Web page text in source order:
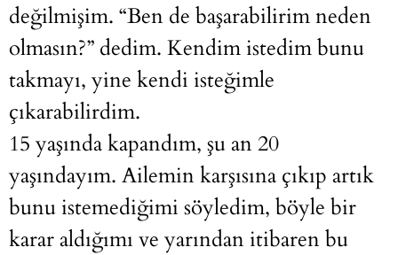
değilmişim. “Ben de başarabilirim neden
olmasın?” dedim. Kendim istedim bunu
takmayı, yine kendi isteğimle
çıkarabilirdim.
15 yaşında kapandım, şu an 20
yaşındayım. Ailemin karşısına çıkıp artık
bunu istemediğimi söyledim, böyle bir
karar aldığımı ve yarından itibaren bu